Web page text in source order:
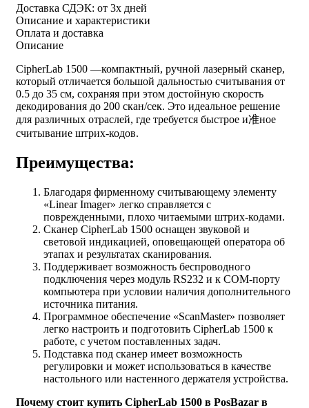
Доставка СДЭК: от 3х дней
Описание и характеристики
Оплата и доставка
Описание
CipherLab 1500 —компактный, ручной лазерный сканер,
который отличается большой дальностью считывания от
0.5 до 35 см, сохраняя при этом достойную скорость
декодирования до 200 скан/сек. Это идеальное решение
для различных отраслей, где требуется быстрое и准ное
считывание штрих-кодов.
Преимущества:
Благодаря фирменному считывающему элементу
«Linear Imager» легко справляется с
поврежденными, плохо читаемыми штрих-кодами.
Сканер CipherLab 1500 оснащен звуковой и
световой индикацией, оповещающей оператора об
этапах и результатах сканирования.
Поддерживает возможность беспроводного
подключения через модуль RS232 и к COM-порту
компьютера при условии наличия дополнительного
источника питания.
Программное обеспечение «ScanMaster» позволяет
легко настроить и подготовить CipherLab 1500 к
работе, с учетом поставленных задач.
Подставка под сканер имеет возможность
регулировки и может использоваться в качестве
настольного или настенного держателя устройства.
Почему стоит купить CipherLab 1500 в PosBazar в